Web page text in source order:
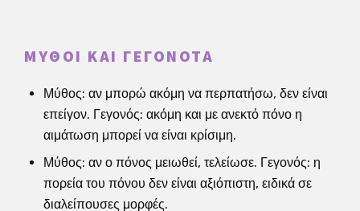
ΜΎΘΟΙ ΚΑΙ ΓΕΓΟΝΌΤΑ
Μύθος: αν μπορώ ακόμη να περπατήσω, δεν είναι
επείγον. Γεγονός: ακόμη και με ανεκτό πόνο η
αιμάτωση μπορεί να είναι κρίσιμη.
Μύθος: αν ο πόνος μειωθεί, τελείωσε. Γεγονός: η
πορεία του πόνου δεν είναι αξιόπιστη, ειδικά σε
διαλείπουσες μορφές.